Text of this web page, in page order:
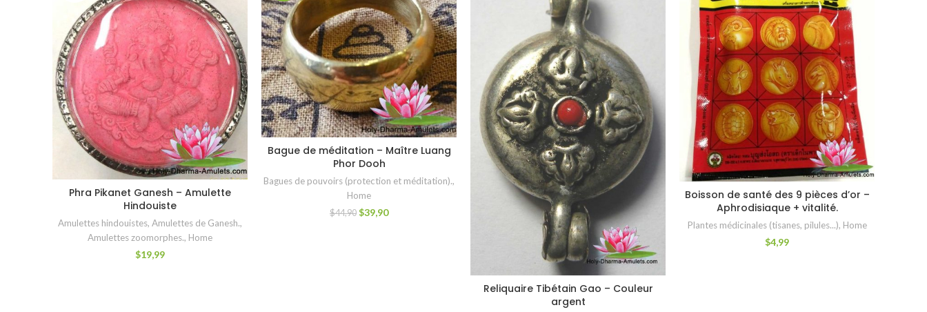
LIRE LA SUITE
Phra Pikanet Ganesh – Amulette
Hindouiste
Amulettes hindouistes, Amulettes de Ganesh.,
Amulettes zoomorphes., Home
$19,99
CHOIX DES OPTIONS
Bague de méditation – Maître Luang
Phor Dooh
Bagues de pouvoirs (protection et méditation).,
Home
$44,90 $39,90
CHOIX DES OPTIONS
Reliquaire Tibétain Gao – Couleur
argent
AJOUTER AU PANIER
Boisson de santé des 9 pièces d’or –
Aphrodisiaque + vitalité.
Plantes médicinales (tisanes, pilules...), Home
$4,99